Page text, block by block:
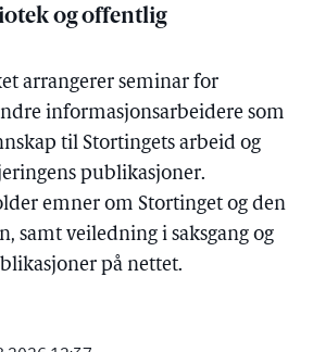
og offentlig
arrangerer seminar for
informasjonsarbeidere som
til Stortingets arbeid og
publikasjoner.
emner om Stortinget og den
samt veiledning i saksgang og
på nettet.